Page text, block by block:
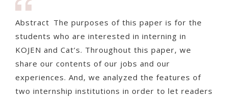
Abstract The purposes of this paper is for the
students who are interested in interning in
KOJEN and Cat’s. Throughout this paper, we
share our contents of our jobs and our
experiences. And, we analyzed the features of
two internship institutions in order to let readers